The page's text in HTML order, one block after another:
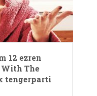
12 ezren
The
tengerparti